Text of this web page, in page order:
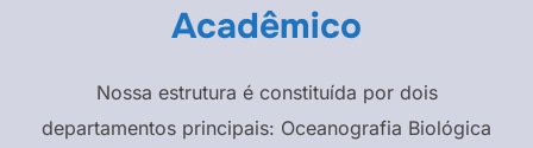
Acadêmico
Nossa estrutura é constituída por dois
departamentos principais: Oceanografia Biológica